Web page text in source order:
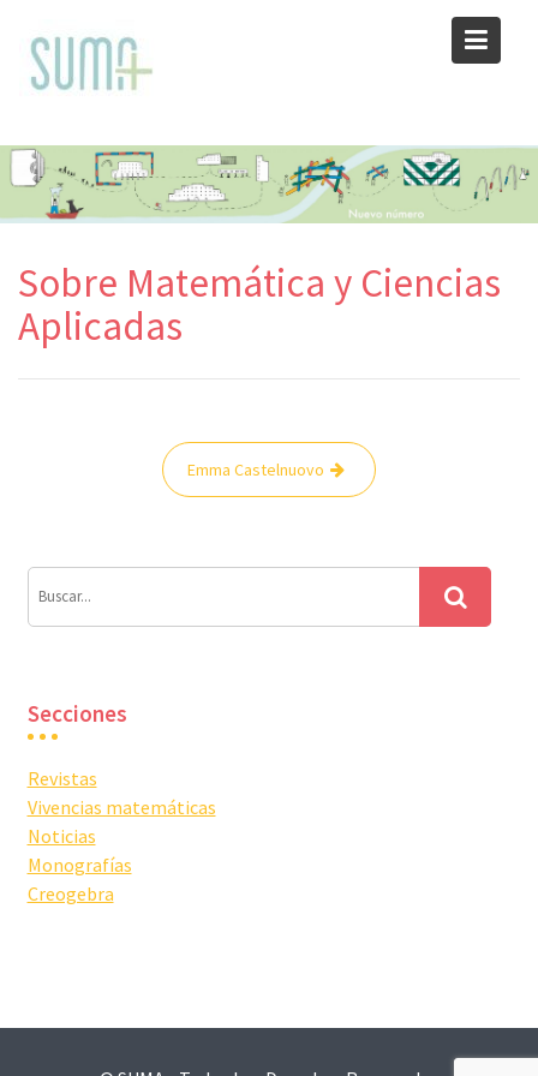
content
Sobre Matemática y Ciencias
Aplicadas
Navegación
Emma Castelnuovo
Secciones
Revistas
Vivencias matemáticas
Noticias
Monografías
Creogebra